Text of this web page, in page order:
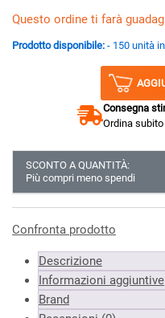
Questo ordine ti farà
Prodotto disponibile: - 150 unità
Consegna
Ordina
SCONTO A QUANTITÀ:
Più compri meno spendi
Almeno 6 unità
Confronta prodotto
Descrizione
Informazioni aggiuntive
Brand